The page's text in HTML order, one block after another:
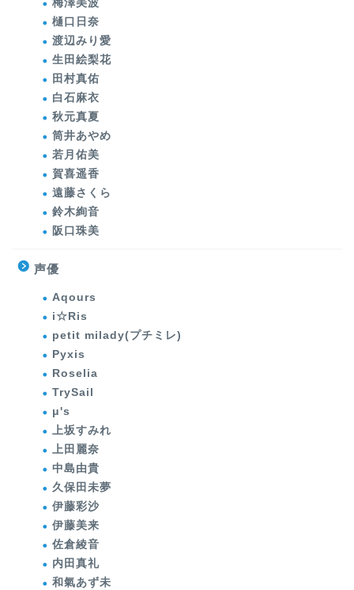
梅澤美波
樋口日奈
渡辺みり愛
生田絵梨花
田村真佑
白石麻衣
秋元真夏
筒井あやめ
若月佑美
賀喜遥香
遠藤さくら
鈴木絢音
阪口珠美
声優
Aqours
i☆Ris
petit milady(プチミレ)
Pyxis
Roselia
TrySail
μ's
上坂すみれ
上田麗奈
中島由貴
久保田未夢
伊藤彩沙
伊藤美来
佐倉綾音
内田真礼
和氣あず未